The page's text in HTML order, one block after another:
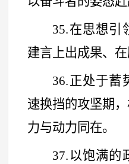
35.在思想引
建言上出成果、在
36.正处于蓄
速换挡的攻坚期
力与动力同在。
37.以饱满的